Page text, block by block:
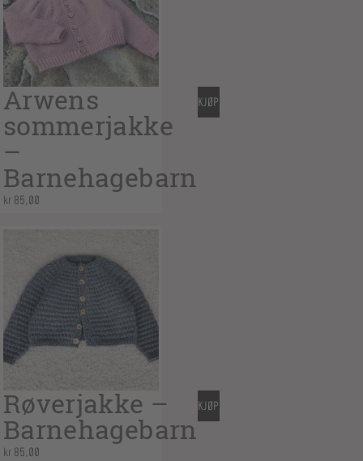
Arwens
sommerjakke
–
Barnehagebarn
kr 85,00
KJØP
Røverjakke –
Barnehagebarn
kr 85,00
KJØP